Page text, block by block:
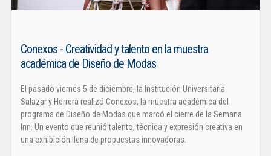
Conexos - Creatividad y talento en la muestra
académica de Diseño de Modas
El pasado viernes 5 de diciembre, la Institución Universitaria
Salazar y Herrera realizó Conexos, la muestra académica del
programa de Diseño de Modas que marcó el cierre de la Semana
Inn. Un evento que reunió talento, técnica y expresión creativa en
una exhibición llena de propuestas innovadoras.